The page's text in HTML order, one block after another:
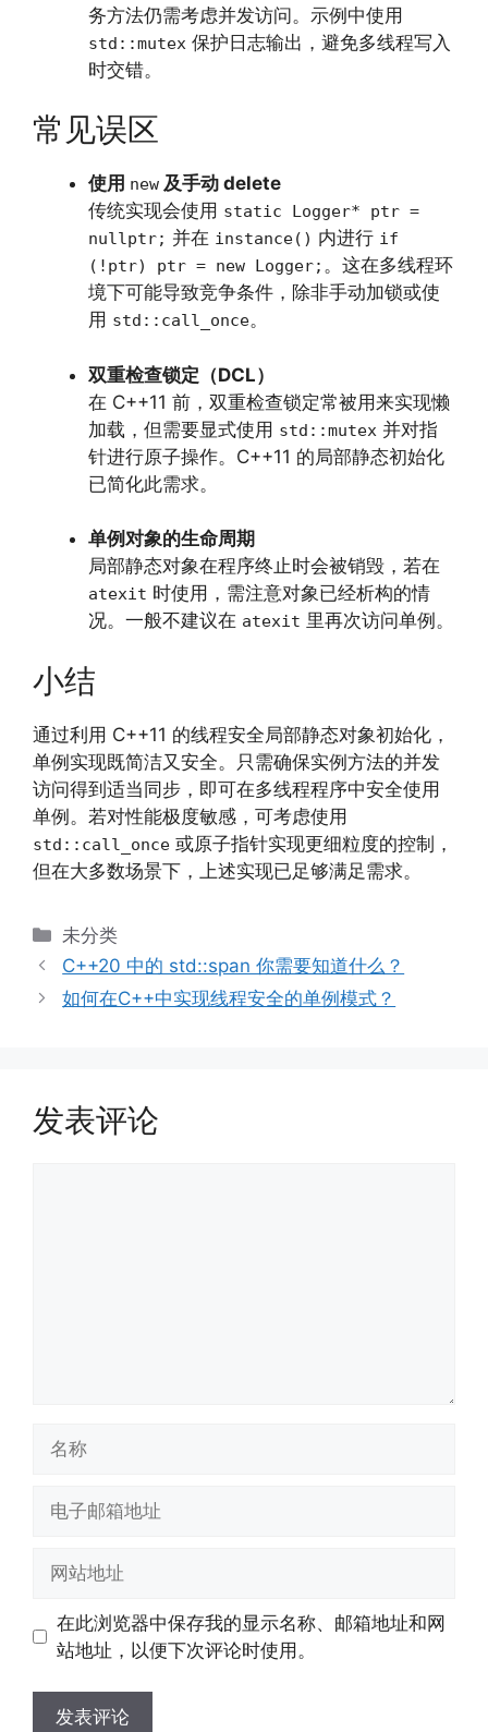
务方法仍需考虑并发访问。示例中使用
std::mutex 保护日志输出，避免多线程写入
时交错。
常见误区
使用 new 及手动 delete
传统实现会使用 static Logger* ptr =
nullptr; 并在 instance() 内进行 if
(!ptr) ptr = new Logger; 。这在多线程环
境下可能导致竞争条件，除非手动加锁或使
用 std::call_once。
双重检查锁定（DCL）
在 C++11 前，双重检查锁定常被用来实现懒
加载，但需要显式使用 std::mutex 并对指
针进行原子操作。C++11 的局部静态初始化
已简化此需求。
单例对象的生命周期
局部静态对象在程序终止时会被销毁，若在
atexit 时使用，需注意对象已经析构的情
况。一般不建议在 atexit 里再次访问单例。
小结
通过利用 C++11 的线程安全局部静态对象初始化，
单例实现既简洁又安全。只需确保实例方法的并发
访问得到适当同步，即可在多线程程序中安全使用
单例。若对性能极度敏感，可考虑使用
std::call_once 或原子指针实现更细粒度的控制，
但在大多数场景下，上述实现已足够满足需求。
分
类
未分类
C++20 中的 std::span 你需要知道什么？
如何在C++中实现线程安全的单例模式？
发表评论
址
址
在此浏览器中保存我的显示名称、邮箱地址和网
站地址，以便下次评论时使用。